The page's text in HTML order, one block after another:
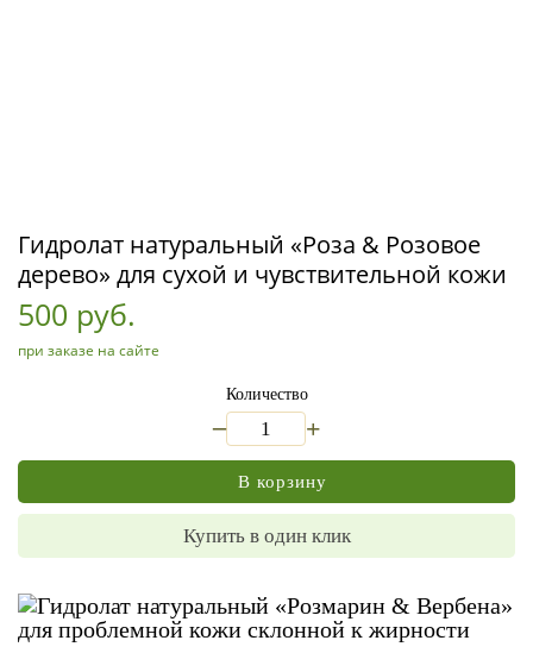
Гидролат натуральный «Роза & Розовое
дерево» для сухой и чувствительной кожи
500 руб.
при заказе на сайте
Количество
+
В корзину
Купить в один клик